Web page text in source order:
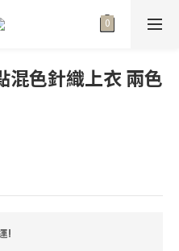
混色針織上衣 兩色
!